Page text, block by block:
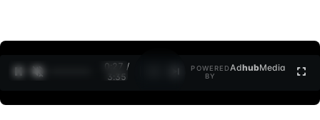
0:27 /
3:35
POWERED
BY
AdhubMedia